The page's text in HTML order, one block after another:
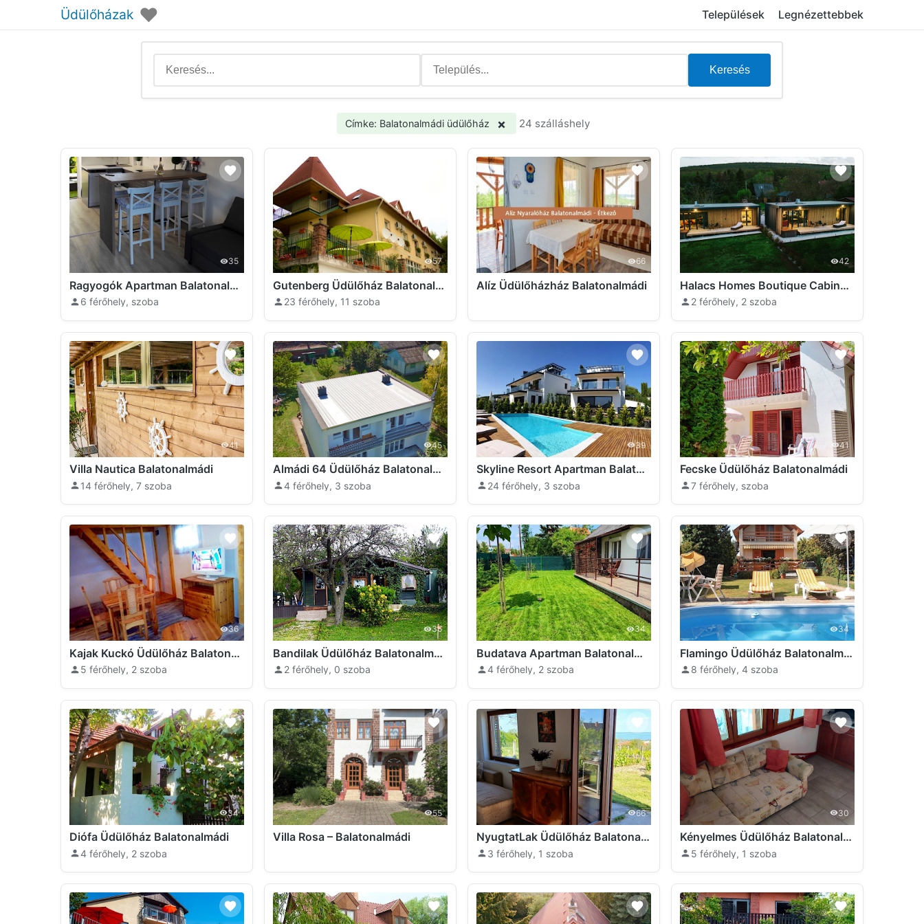
Üdülőházak ♥ Települések Legnézettebbek
Keresés
Címke: Balatonalmádi üdülőház × 24 szálláshely
35
Ragyogók Apartman Balatonalmádi
6 férőhely, szoba
57
Gutenberg Üdülőház Balatonalmádi
23 férőhely, 11 szoba
66
Alíz Üdülőházház Balatonalmádi
42
Halacs Homes Boutique Cabins Balatonalmádi
2 férőhely, 2 szoba
41
Villa Nautica Balatonalmádi
14 férőhely, 7 szoba
45
Almádi 64 Üdülőház Balatonalmádi
4 férőhely, 3 szoba
39
Skyline Resort Apartman Balatonalmádi
24 férőhely, 3 szoba
41
Fecske Üdülőház Balatonalmádi
7 férőhely, szoba
36
Kajak Kuckó Üdülőház Balatonalmádi
5 férőhely, 2 szoba
36
Bandilak Üdülőház Balatonalmádi
2 férőhely, 0 szoba
34
Budatava Apartman Balatonalmádi
4 férőhely, 2 szoba
34
Flamingo Üdülőház Balatonalmádi
8 férőhely, 4 szoba
34
Diófa Üdülőház Balatonalmádi
4 férőhely, 2 szoba
55
Villa Rosa – Balatonalmádi
66
NyugtatLak Üdülőház Balatonalmádi
3 férőhely, 1 szoba
30
Kényelmes Üdülőház Balatonalmádi
5 férőhely, 1 szoba